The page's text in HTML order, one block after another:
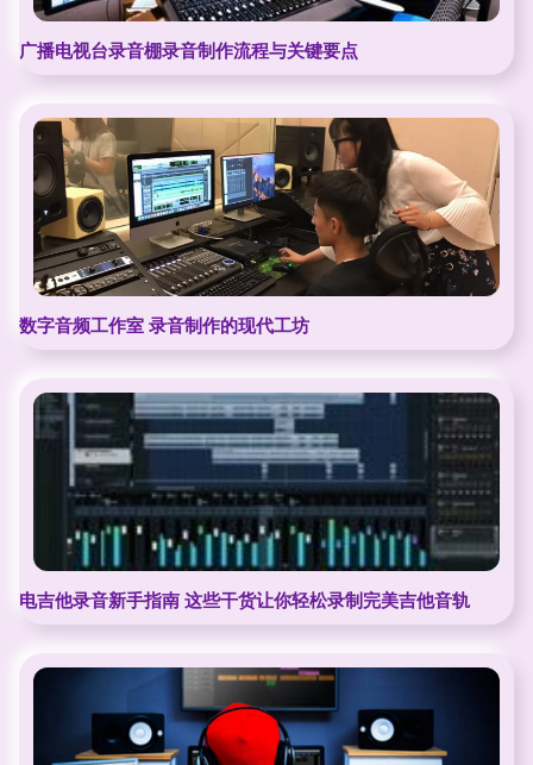
广播电视台录音棚录音制作流程与关键要点
数字音频工作室 录音制作的现代工坊
电吉他录音新手指南 这些干货让你轻松录制完美吉他音轨